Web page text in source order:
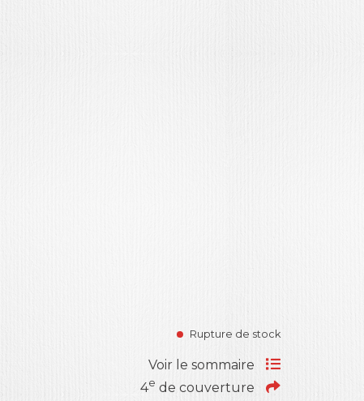
Rupture de stock
Voir le sommaire
4e de couverture